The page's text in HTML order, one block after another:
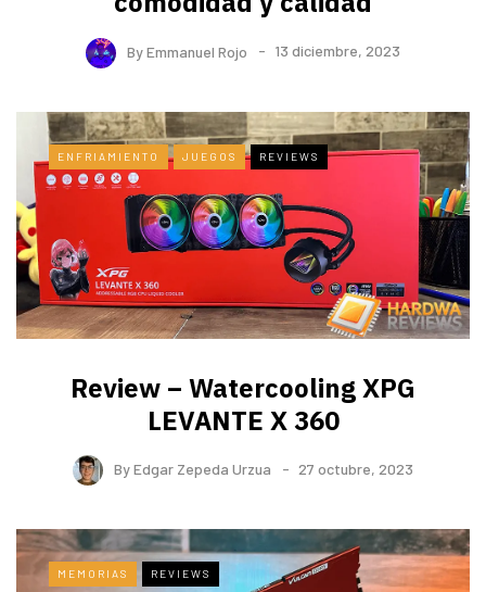
ByEmmanuel Rojo 13 diciembre, 2023
ENFRIAMIENTO JUEGOS REVIEWS
Review – Watercooling XPG
LEVANTE X 360
ByEdgar Zepeda Urzua 27 octubre, 2023
MEMORIAS REVIEWS